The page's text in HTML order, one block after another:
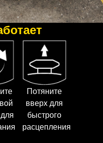
Потяните
вверх для
быстрого
расцепления